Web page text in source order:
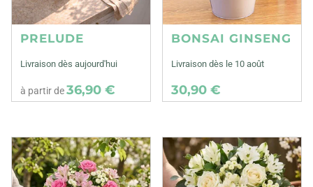
PRELUDE
Livraison dès aujourd'hui
à partir de36,90 €
BONSAI GINSENG
Livraison dès le 10 août
30,90 €